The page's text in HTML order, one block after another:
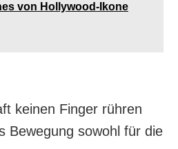
von Hollywood-Ikone
keinen Finger rühren
Bewegung sowohl für die